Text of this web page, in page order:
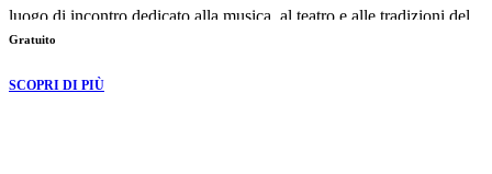
luogo di incontro dedicato alla musica, al teatro e alle tradizioni del
territorio.
Un calendario di appuntamenti pensato per offrire al pubblico serate
Gratuito
SCOPRI DI PIÙ